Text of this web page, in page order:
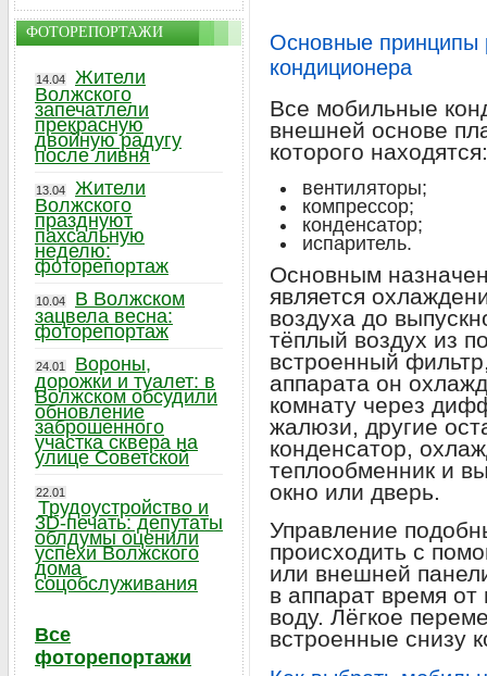
Основные принципы
кондиционера
Все мобильные
внешней основе
которого находятся:
вентиляторы;
компрессор;
конденсатор;
испаритель.
Основным
является
воздуха до
тёплый воздух из
встроенный
аппарата он
комнату через
жалюзи, другие
конденсатор,
теплообменник и
окно или дверь.
Управление
происходить с
или внешней
в аппарат время
воду. Лёгкое
встроенные снизу
ФОТОРЕПОРТАЖИ
14.04
Жители
Волжского
запечатлели
прекрасную
двойную радугу
после ливня
13.04
Жители
Волжского
празднуют
пахсальную
неделю:
фоторепортаж
10.04
В Волжском
зацвела весна:
фоторепортаж
24.01
Вороны,
дорожки и туалет: в
Волжском обсудили
обновление
заброшенного
участка сквера на
улице Советской
22.01
Трудоустройство и
3D-печать: депутаты
облдумы оценили
успехи Волжского
дома
соцобслуживания
Все
фоторепортажи